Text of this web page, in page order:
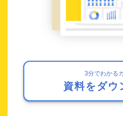
3分でわかる
資料をダウ